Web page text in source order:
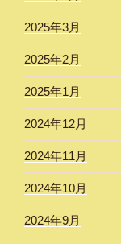
2025年3月
2025年2月
2025年1月
2024年12月
2024年11月
2024年10月
2024年9月